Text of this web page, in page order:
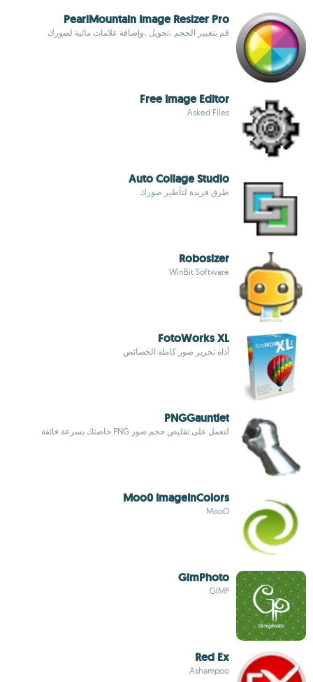
PearlMountain Image Resizer Pro
قم بتغيير الحجم ،تحويل ،وإضافة علامات مائية لصورك
Free Image Editor
Asked Files
Auto Collage Studio
طرق فريدة لتأطير صورك
Robosizer
WinBit Software
FotoWorks XL
أداة تحرير صور كاملة الخصائص
PNGGauntlet
لتعمل على تقليص حجم صور PNG خاصتك بسرعة فائقة
Moo0 ImageInColors
MooO
GimPhoto
GIMP
Red Ex
Ashampoo